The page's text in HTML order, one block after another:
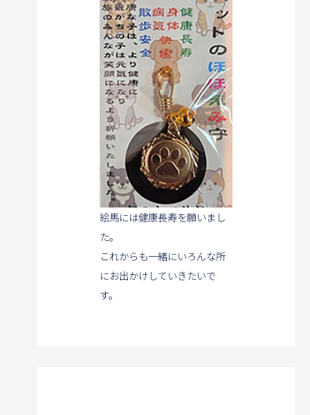
絵馬には健康長寿を願いまし
た。
これからも一緒にいろんな所
にお出かけしていきたいで
す。